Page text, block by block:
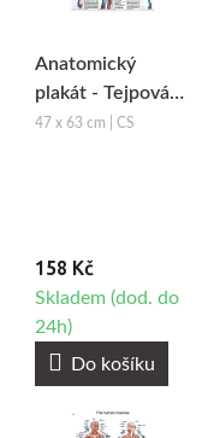
Anatomický
plakát - Tejpování
pružnými tejpy
47 x 63 cm | CS
158 Kč
Skladem (dod. do
24h)
Do košíku